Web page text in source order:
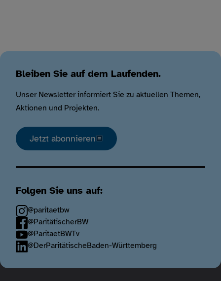
Bleiben Sie auf dem Laufenden.
Unser Newsletter informiert Sie zu aktuellen Themen,
Aktionen und Projekten.
Jetzt abonnieren
Folgen Sie uns auf:
@paritaetbw
@ParitätischerBW
@ParitaetBWTv
@DerParitätischeBaden-Württemberg